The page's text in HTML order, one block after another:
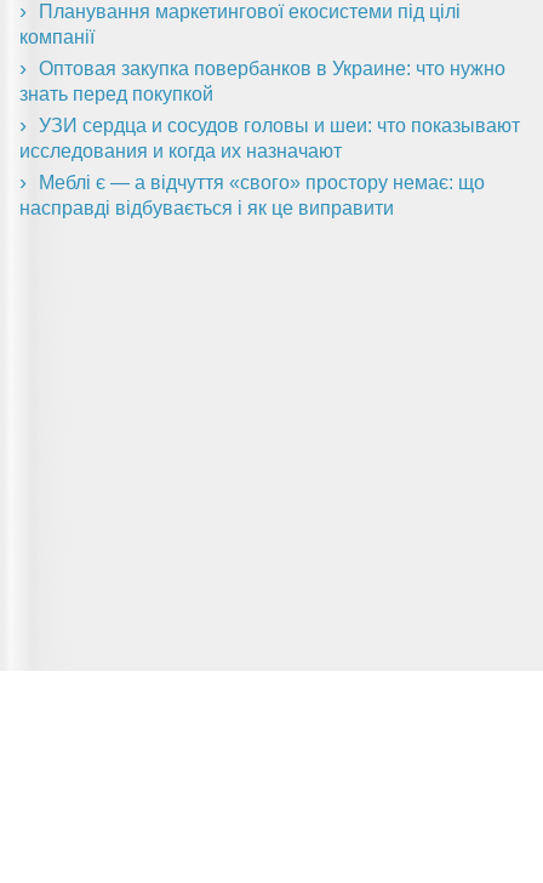
Планування маркетингової екосистеми під цілі
компанії
Оптовая закупка повербанков в Украине: что нужно
знать перед покупкой
УЗИ сердца и сосудов головы и шеи: что показывают
исследования и когда их назначают
Меблі є — а відчуття «свого» простору немає: що
насправді відбувається і як це виправити